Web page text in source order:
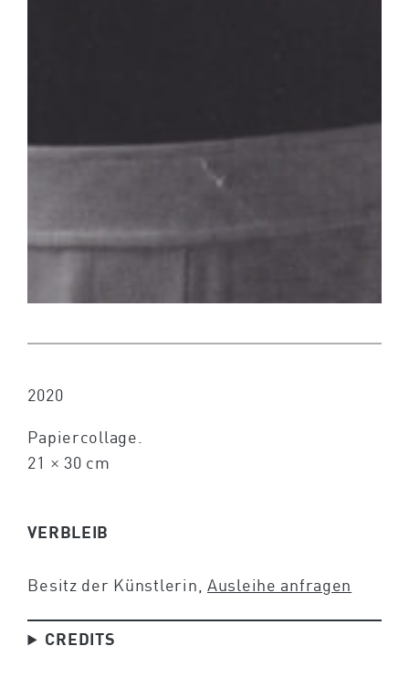
2020
Papiercollage.
21 × 30 cm
VERBLEIB
Besitz der Künstlerin, Ausleihe anfragen
CREDITS